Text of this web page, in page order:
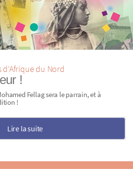
du Nord
!
Fellag sera le parrain, et à
!
Lire la suite